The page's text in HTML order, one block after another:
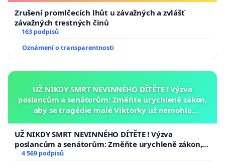
Zrušení promlčecích lhůt u závažných a zvlášť
závažných trestných činů
163 podpisů
Oznámení o transparentnosti
UŽ NIKDY SMRT NEVINNÉHO DÍTĚTE ! Výzva
poslancům a senátorům: Změňte urychleně zákon,
aby se tragédie malé Viktorky už nemohla
UŽ NIKDY SMRT NEVINNÉHO DÍTĚTE ! Výzva
poslancům a senátorům: Změňte urychleně zákon,
aby se tragédie malé Viktorky už nemohla opakovat!
4 569 podpisů